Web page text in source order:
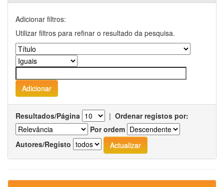
Adicionar filtros:
Utilizar filtros para refinar o resultado da pesquisa.
Resultados/Página | Ordenar registos por:
Por ordem
Autores/Registo